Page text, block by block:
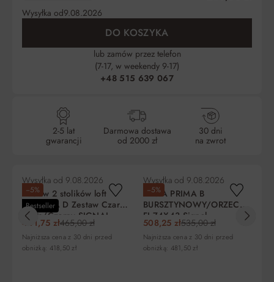
Wysyłka od9.08.2026
DO KOSZYKA
lub zamów przez telefon
(7-17, w weekendy 9-17)
+48 515 639 067
2-5 lat
gwarancji
Darmowa dostawa
od 2000 zł
30 dni
na zwrot
−5%
Bestseller
Wysyłka od 9.08.2026
Zestaw 2 stolików loft
ATLANTA D Zestaw Czarne
Szkło/Czarny SIGNAL
441,75 zł465,00 zł
Najniższa cena z 30 dni przed
obniżką: 418,50 zł
−5%
Wysyłka od 9.08.2026
ŁAWA PRIMA B
BURSZTYNOWY/ORZECH
FI 74X43 Signal
508,25 zł535,00 zł
Najniższa cena z 30 dni przed
obniżką: 481,50 zł